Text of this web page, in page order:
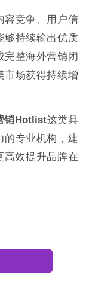
容竞争、用户信
够持续输出优质
完整海外营销闭
市场获得持续增
销Hotlist这类具
的专业机构，建
高效提升品牌在